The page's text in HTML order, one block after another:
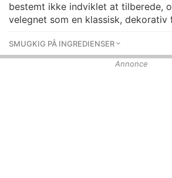
bestemt ikke indviklet at tilberede,
velegnet som en klassisk, dekorativ
SMUGKIG PÅ INGREDIENSER
Annonce